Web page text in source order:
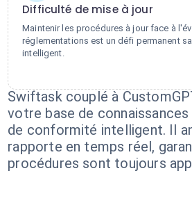
Difficulté de mise à jour
Maintenir les procédures à jour face à
réglementations est un défi permanent
intelligent.
Swiftask couplé à
votre base de
de conformité intelligent. Il
rapporte en temps réel,
procédures sont toujours